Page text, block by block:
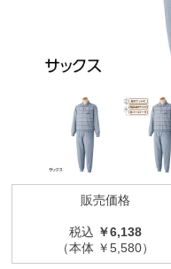
販売価格
税込 ￥6,138
（本体 ￥5,580）